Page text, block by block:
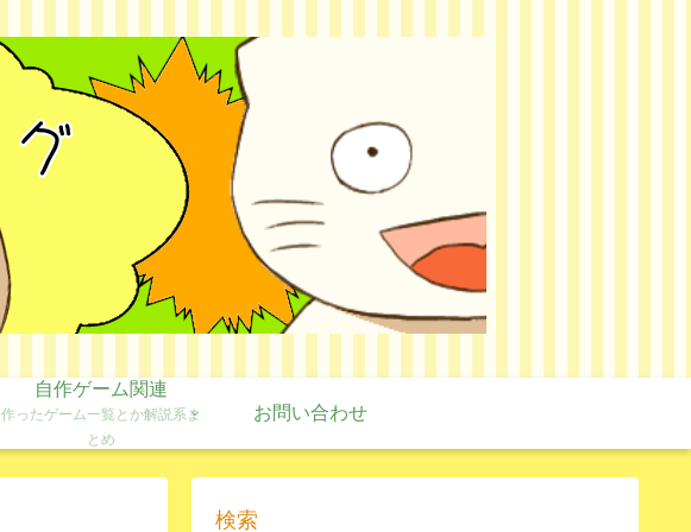
自作ゲーム関連
作ったゲーム一覧とか解説系ま
とめ
お問い合わせ
検索